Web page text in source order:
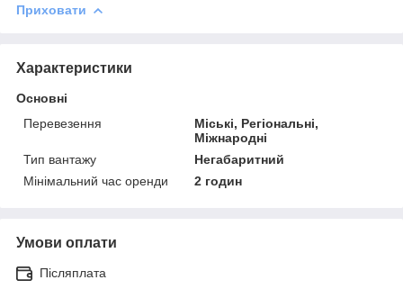
Приховати
Характеристики
Основні
Перевезення
Міські, Регіональні,
Міжнародні
Тип вантажу
Негабаритний
Мінімальний час оренди
2 годин
Умови оплати
Післяплата